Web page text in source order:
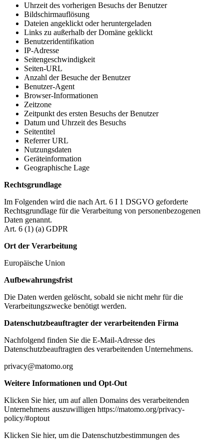
Uhrzeit des vorherigen Besuchs der Benutzer
Bildschirmauflösung
Dateien angeklickt oder heruntergeladen
Links zu außerhalb der Domäne geklickt
Benutzeridentifikation
IP-Adresse
Seitengeschwindigkeit
Seiten-URL
Anzahl der Besuche der Benutzer
Benutzer-Agent
Browser-Informationen
Zeitzone
Zeitpunkt des ersten Besuchs der Benutzer
Datum und Uhrzeit des Besuchs
Seitentitel
Referrer URL
Nutzungsdaten
Geräteinformation
Geographische Lage
Rechtsgrundlage
Im Folgenden wird die nach Art. 6 I 1 DSGVO geforderte
Rechtsgrundlage für die Verarbeitung von personenbezogenen
Daten genannt.
Art. 6 (1) (a) GDPR
Ort der Verarbeitung
Europäische Union
Aufbewahrungsfrist
Die Daten werden gelöscht, sobald sie nicht mehr für die
Verarbeitungszwecke benötigt werden.
Datenschutzbeauftragter der verarbeitenden Firma
Nachfolgend finden Sie die E-Mail-Adresse des
Datenschutzbeauftragten des verarbeitenden Unternehmens.
privacy@matomo.org
Weitere Informationen und Opt-Out
Klicken Sie hier, um auf allen Domains des verarbeitenden
Unternehmens auszuwilligen https://matomo.org/privacy-
policy/#optout
Klicken Sie hier, um die Datenschutzbestimmungen des